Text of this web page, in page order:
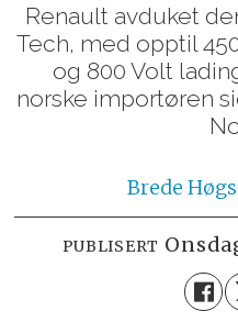
Renault avduket
Tech, med opptil
og 800 Volt
norske importøren
Brede
PUBLISERT